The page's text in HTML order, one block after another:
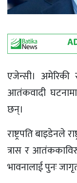
एजेन्सी। अमेरिकी
आतंकवादी घटनामा
छन्।
राष्ट्रपति बाइडेनले
त्रास र
भावनालाई पुनः